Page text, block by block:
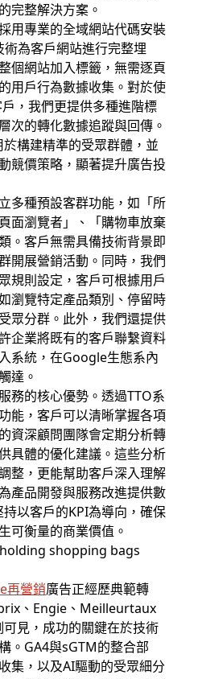
完整解決方案。
用專業的全域網站代碼安裝
為客戶網站進行完整埋
個網站加入標籤，無需逐頁
用戶行為數據收集。對於使
，我們更提供多種進階標
次的轉化數據追蹤與回傳。
構建精準的受眾群體，並
競價策略，顯著提升廣告投
多種預設客群功能，如「所
面瀏覽者」、「購物車放棄
。客戶無需具備技術背景即
開展營銷活動。同時，我們
規則設定，客戶可根據用戶
瀏覽特定產品類別、停留時
眾分群。此外，我們還提供
企業將既有的客戶聯繫資料
系統，在Google生態系內
達。
務的核心優勢。透過TTO系
能，客戶可以清晰掌握各項
資深顧問團隊會定期分析轉
具體的優化建議。這些分析
整，更能幫助客戶深入理解
產品開發與服務改進提供數
以客戶的KPI為導向，確保
可衡量的商業價值。
再營銷廣告正經歷典範轉
、Engie、Meilleurtaux
見，成功的關鍵在於技術
。GA4與sGTM的整合部
集，以及AI驅動的受眾細分